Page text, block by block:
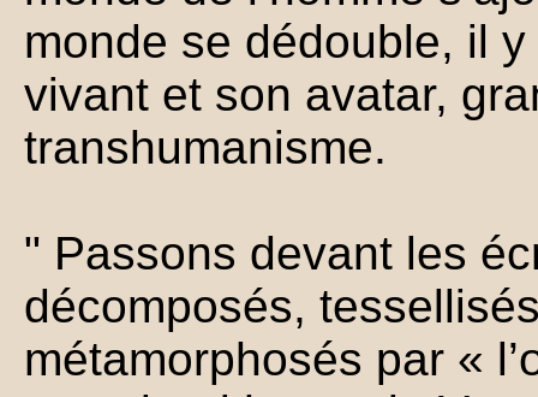
monde se dédouble, il
vivant et son avatar,
transhumanisme.
" Passons devant les
décomposés,
métamorphosés par «